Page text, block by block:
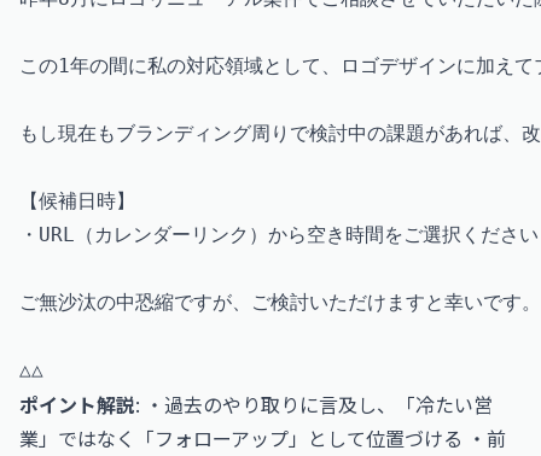
この1年の間に私の対応領域として、ロゴデザインに加え
もし現在もブランディング周りで検討中の課題があれば、
【候補日時】
・URL（カレンダーリンク）から空き時間をご選択ください
ご無沙汰の中恐縮ですが、ご検討いただけますと幸いです。
ポイント解説: ・過去のやり取りに言及し、「冷たい営
業」ではなく「フォローアップ」として位置づける ・前